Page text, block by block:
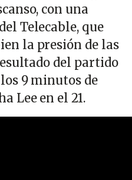
con una
Telecable, que
la presión de las
del partido
9 minutos de
Lee en el 21.